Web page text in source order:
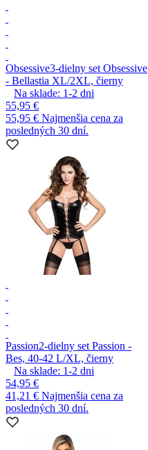
Obsessive3-dielny set Obsessive
- Bellastia XL/2XL, čierny
Na sklade: 1-2 dni
55,95 €
55,95 € Najmenšia cena za
posledných 30 dní.
Passion2-dielny set Passion -
Bes, 40-42 L/XL, čierny
Na sklade: 1-2 dni
54,95 €
41,21 € Najmenšia cena za
posledných 30 dní.